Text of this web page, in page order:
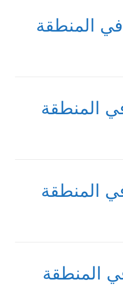
في المنطقة
المنطقة
المنطقة
المنطقة